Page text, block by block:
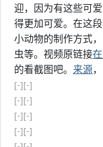
迎，因为有这些可
得更加可爱。在这
小动物的制作方式
虫等。视频原链接
的看截图吧。 来源
[-][-]
[-][-]
[-][-]
[-][-]